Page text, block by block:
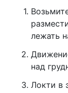
лежать
над
Локти в